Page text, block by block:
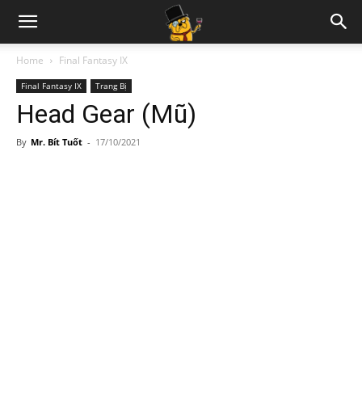
Home Final Fantasy IX
Final Fantasy IX Trang Bị
Head Gear (Mũ)
By Mr. Bít Tuốt - 17/10/2021